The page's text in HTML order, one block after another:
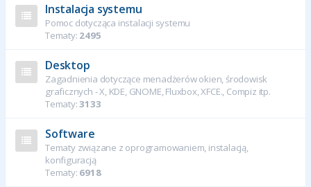
Instalacja systemu
Pomoc dotycząca instalacji systemu
Tematy: 2495
Desktop
Zagadnienia dotyczące menadżerów okien, środowisk
graficznych - X, KDE, GNOME, Fluxbox, XFCE., Compiz itp.
Tematy:3133
Software
Tematy związane z oprogramowaniem, instalacją,
konfiguracją
Tematy: 6918